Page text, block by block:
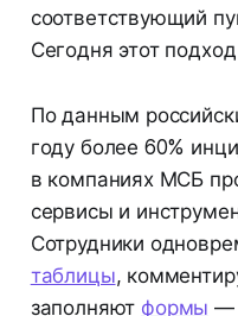
соответствующий
Сегодня этот
По данным
году более 60%
в компаниях МСБ
сервисы и
Сотрудники
таблицы,
заполняют формы —